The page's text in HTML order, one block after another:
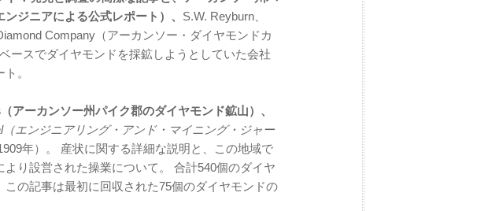
ジニアによる公式レポート）、 S.W. Reyburn、
Company（アーカンソー・ダイヤモンドカ
ースでダイヤモンドを採鉱しようとしていた会社
。
ーカンソー州パイク郡のダイヤモンド鉱山）、
（エンジニアリング・アンド・マイニング・ジャー
年）。 産状に関する詳細な説明と、この地域で
り設営された操業について。 合計540個のダイヤ
の記事は最初に回収された75個のダイヤモンドの